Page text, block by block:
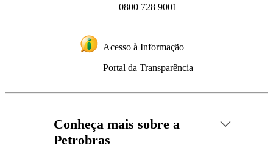
0800 728 9001
Acesso à Informação
Portal da Transparência
Conheça mais sobre a
Petrobras